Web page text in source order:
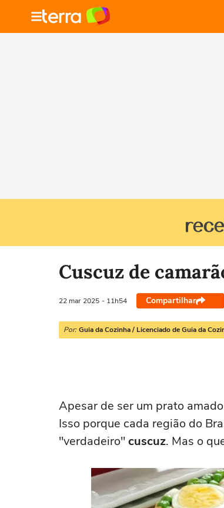
Cuscuz de
22 mar 2025 - 11h54 Compartilhar
Por: Guia da Cozinha / Licenciado de Guia da
Apesar de ser um prato
Isso porque cada região do
"verdadeiro"cuscuz. Mas o